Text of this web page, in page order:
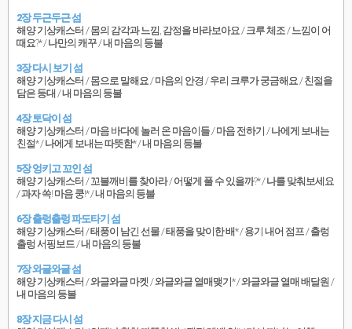
2장 두근두근 섬
해양 기상캐스터 / 몸의 감각과 느낌, 감정을 바라보아요 / 크루 체조 / 느낌이 어
때요?* / 나만의 캐꾸 / 내 마음의 등불
3장 다시 보기 섬
해양 기상캐스터 / 몸으로 말해요 / 마음의 안경 / 우리 크루가 궁금해요 / 친절을
담은 등대 / 내 마음의 등불
4장 토닥이 섬
해양 기상캐스터 / 마음 바다에 놀러 온 마음이들 / 마음 전하기 / 나에게 보내는
친절* / 나에게 보내는 따뜻함* / 내 마음의 등불
5장 엉키고 꼬인 섬
해양 기상캐스터 / 꼬불깨비를 찾아라 / 어떻게 풀 수 있을까?* / 나를 맞춰보세요
/ 과자 쏙! 마음 쿵!* / 내 마음의 등불
6장 출렁출렁 파도타기 섬
해양 기상캐스터 / 태풍이 남긴 선물 / 태풍을 맞이한 배* / 용기 내어 점프 / 출렁
출렁 서핑보드 / 내 마음의 등불
7장 와글와글 섬
해양 기상캐스터 / 와글와글 마켓 / 와글와글 열매맺기* / 와글와글 열매 배달원 /
내 마음의 등불
8장 지금 다시 섬